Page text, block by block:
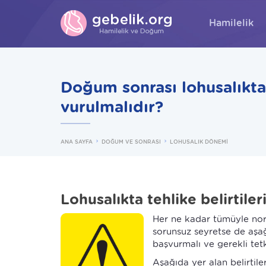
Hamilelik
Doğum sonrası
vurulmalıdır?
ANA SAYFA DOĞUM VE SONRASI LOHUSALIK DÖNEMİ
Lohusalıkta tehlike belirtileri
Her ne kadar tümüyle
sorunsuz seyretse de
başvurmalı ve gerekli
Aşağıda yer alan